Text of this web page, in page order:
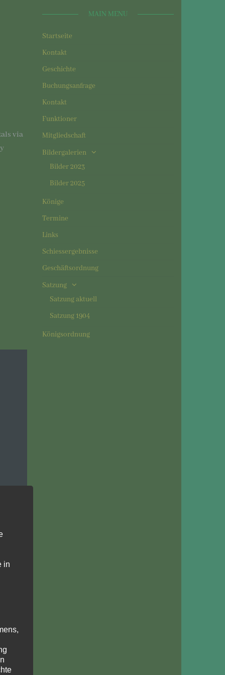
via
MAIN MENU
Startseite
Kontakt
Geschichte
Buchungsanfrage
Kontakt
Funktioner
Mitgliedschaft
Bildergalerien
Bilder 2023
Bilder 2025
Könige
Termine
Links
Schiessergebnisse
Geschäftsordnung
Satzung
Satzung aktuell
Satzung 1904
Königsordnung
in